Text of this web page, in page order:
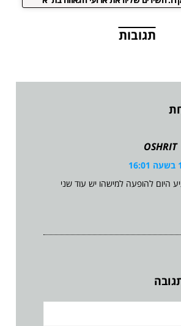
תגובות
OSHRIT
היום להופעה למישהו יש עוד שני